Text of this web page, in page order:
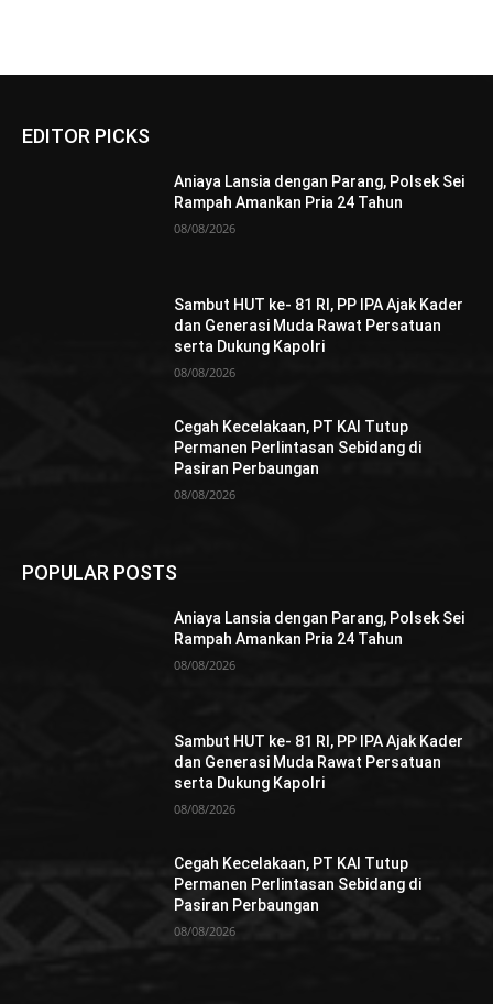
EDITOR PICKS
Aniaya Lansia dengan Parang, Polsek Sei
Rampah Amankan Pria 24 Tahun
08/08/2026
Sambut HUT ke- 81 RI, PP IPA Ajak Kader
dan Generasi Muda Rawat Persatuan
serta Dukung Kapolri
08/08/2026
Cegah Kecelakaan, PT KAI Tutup
Permanen Perlintasan Sebidang di
Pasiran Perbaungan
08/08/2026
POPULAR POSTS
Aniaya Lansia dengan Parang, Polsek Sei
Rampah Amankan Pria 24 Tahun
08/08/2026
Sambut HUT ke- 81 RI, PP IPA Ajak Kader
dan Generasi Muda Rawat Persatuan
serta Dukung Kapolri
08/08/2026
Cegah Kecelakaan, PT KAI Tutup
Permanen Perlintasan Sebidang di
Pasiran Perbaungan
08/08/2026